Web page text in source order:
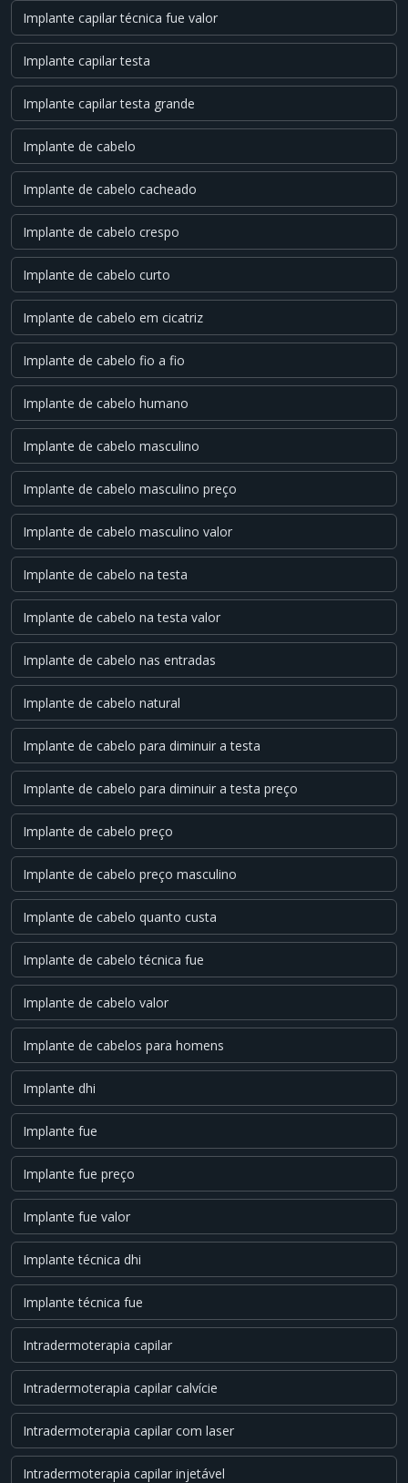
Implante capilar técnica fue valor
Implante capilar testa
Implante capilar testa grande
Implante de cabelo
Implante de cabelo cacheado
Implante de cabelo crespo
Implante de cabelo curto
Implante de cabelo em cicatriz
Implante de cabelo fio a fio
Implante de cabelo humano
Implante de cabelo masculino
Implante de cabelo masculino preço
Implante de cabelo masculino valor
Implante de cabelo na testa
Implante de cabelo na testa valor
Implante de cabelo nas entradas
Implante de cabelo natural
Implante de cabelo para diminuir a testa
Implante de cabelo para diminuir a testa preço
Implante de cabelo preço
Implante de cabelo preço masculino
Implante de cabelo quanto custa
Implante de cabelo técnica fue
Implante de cabelo valor
Implante de cabelos para homens
Implante dhi
Implante fue
Implante fue preço
Implante fue valor
Implante técnica dhi
Implante técnica fue
Intradermoterapia capilar
Intradermoterapia capilar calvície
Intradermoterapia capilar com laser
Intradermoterapia capilar injetável